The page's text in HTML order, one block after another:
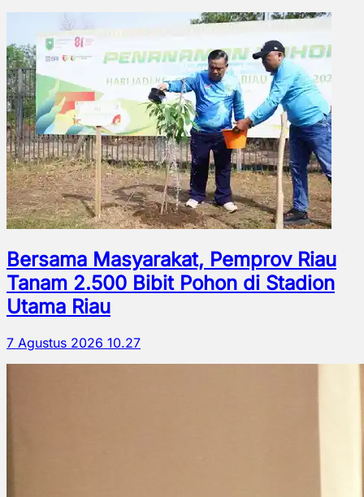
Bersama Masyarakat, Pemprov Riau
Tanam 2.500 Bibit Pohon di Stadion
Utama Riau
7 Agustus 2026 10.27